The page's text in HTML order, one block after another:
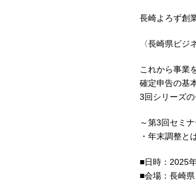
長崎よろず創
〈長崎県ビジ
これから事業
確定申告の基
3回シリーズ
～第3回セミ
・年末調整と
■日時：2025
■会場：長崎